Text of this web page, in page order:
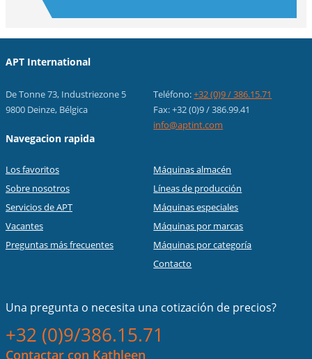
APT International
De Tonne 73, Industriezone 5
9800 Deinze, Bélgica
Teléfono:+32 (0)9 / 386.15.71
Fax: +32 (0)9 / 386.99.41
info@aptint.com
Navegacion rapida
Los favoritos
Sobre nosotros
Servicios de APT
Vacantes
Preguntas más frecuentes
Máquinas almacén
Líneas de producción
Máquinas especiales
Máquinas por marcas
Máquinas por categoría
Contacto
Una pregunta o necesita una cotización de precios?
+32 (0)9/386.15.71
Contactar con Kathleen